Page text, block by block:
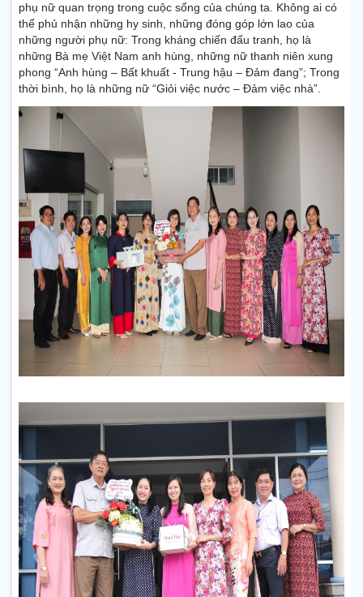
phụ nữ quan trọng trong cuộc sống của chúng ta. Không ai có
thể phủ nhận những hy sinh, những đóng góp lớn lao của
những người phụ nữ: Trong kháng chiến đấu tranh, họ là
những Bà mẹ Việt Nam anh hùng, những nữ thanh niên xung
phong “Anh hùng – Bất khuất - Trung hậu – Đảm đang”; Trong
thời bình, họ là những nữ “Giỏi việc nước – Đảm việc nhà”.